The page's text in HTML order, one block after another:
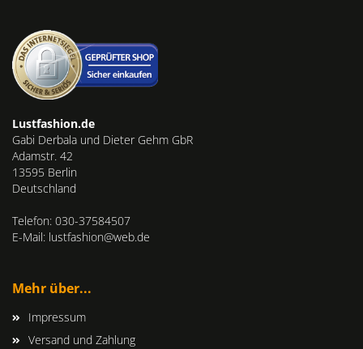
Lustfashion.de
Gabi Derbala und Dieter Gehm GbR
Adamstr. 42
13595 Berlin
Deutschland
Telefon: 030-37584507
E-Mail: lustfashion@web.de
Mehr über...
Impressum
Versand und Zahlung